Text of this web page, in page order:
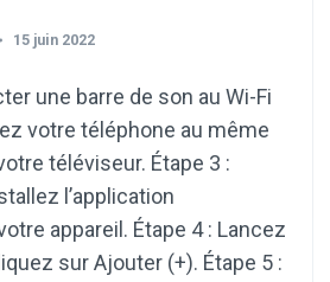
15 juin 2022
une barre de son au Wi-Fi
votre téléphone au même
téléviseur. Étape 3 :
l’application
appareil. Étape 4 : Lancez
sur Ajouter (+). Étape 5 :